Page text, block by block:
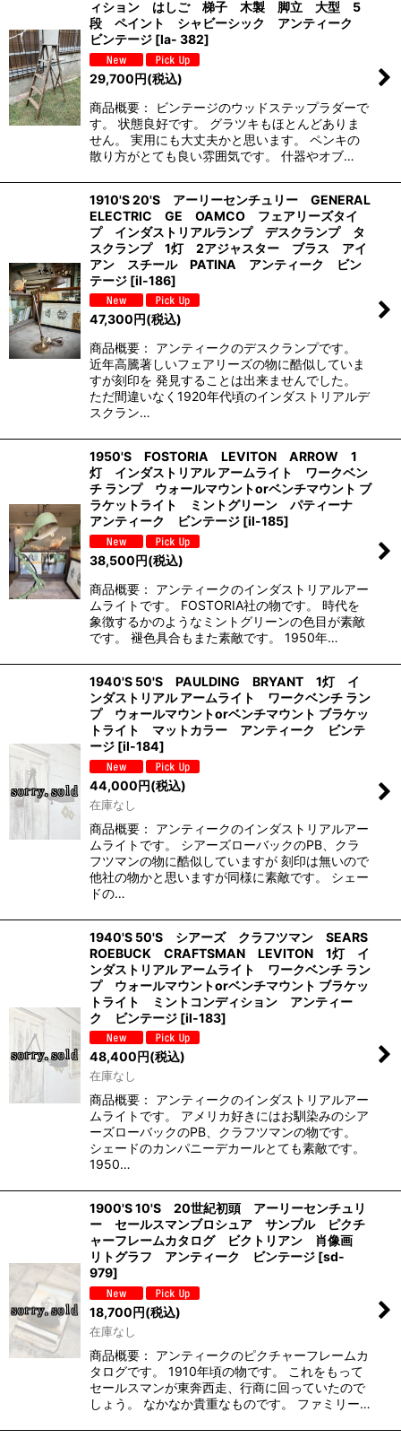
ィション はしご 梯子 木製 脚立 大型 5
段 ペイント シャビーシック アンティーク
ビンテージ [la- 382]
29,700円(税込)
商品概要： ビンテージのウッドステップラダーで
す。 状態良好です。 グラツキもほとんどありま
せん。 実用にも大丈夫かと思います。 ペンキの
散り方がとても良い雰囲気です。 什器やオブ…
1910'S 20'S アーリーセンチュリー GENERAL
ELECTRIC GE OAMCO フェアリーズタイ
プ インダストリアルランプ デスクランプ タ
スクランプ 1灯 2アジャスター ブラス アイ
アン スチール PATINA アンティーク ビン
テージ [il-186]
47,300円(税込)
商品概要： アンティークのデスクランプです。
近年高騰著しいフェアリーズの物に酷似していま
すが刻印を 発見することは出来ませんでした。
ただ間違いなく1920年代頃のインダストリアルデ
スクラン…
1950'S FOSTORIA LEVITON ARROW 1
灯 インダストリアル アームライト ワークベン
チ ランプ ウォールマウントorベンチマウント ブ
ラケットライト ミントグリーン パティーナ
アンティーク ビンテージ [il-185]
38,500円(税込)
商品概要： アンティークのインダストリアルアー
ムライトです。 FOSTORIA社の物です。 時代を
象徴するかのようなミントグリーンの色目が素敵
です。 褪色具合もまた素敵です。 1950年…
1940'S 50'S PAULDING BRYANT 1灯 イ
ンダストリアル アームライト ワークベンチ ラン
プ ウォールマウントorベンチマウント ブラケッ
トライト マットカラー アンティーク ビンテ
ージ [il-184]
44,000円(税込)
在庫なし
商品概要： アンティークのインダストリアルアー
ムライトです。 シアーズローバックのPB、クラ
フツマンの物に酷似していますが 刻印は無いので
他社の物かと思いますが同様に素敵です。 シェー
ドの…
1940'S 50'S シアーズ クラフツマン SEARS
ROEBUCK CRAFTSMAN LEVITON 1灯 イ
ンダストリアル アームライト ワークベンチ ラン
プ ウォールマウントorベンチマウント ブラケッ
トライト ミントコンディション アンティー
ク ビンテージ [il-183]
48,400円(税込)
在庫なし
商品概要： アンティークのインダストリアルアー
ムライトです。 アメリカ好きにはお馴染みのシア
ーズローバックのPB、クラフツマンの物です。
シェードのカンパニーデカールとても素敵です。
1950…
1900'S 10'S 20世紀初頭 アーリーセンチュリ
ー セールスマンブロシュア サンプル ピクチ
ャーフレームカタログ ビクトリアン 肖像画
リトグラフ アンティーク ビンテージ [sd-
979]
18,700円(税込)
在庫なし
商品概要： アンティークのピクチャーフレームカ
タログです。 1910年頃の物です。 これをもって
セールスマンが東奔西走、行商に回っていたので
しょう。 なかなか貴重なものです。 ファミリー…